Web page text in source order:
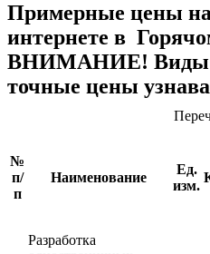
Примерные цены на
интернете в
ВНИМАНИЕ! Виды
точные цены
№
п/
п
Наименование
Ед.
изм.
Разработка